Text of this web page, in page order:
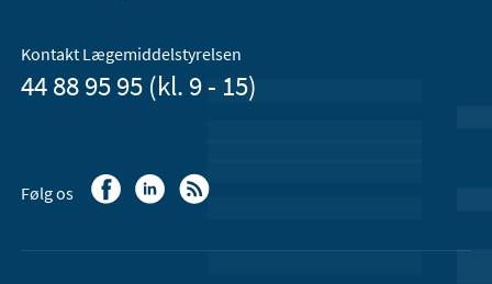
Kontakt Lægemiddelstyrelsen
44 88 95 95 (kl. 9 - 15)
Følg os